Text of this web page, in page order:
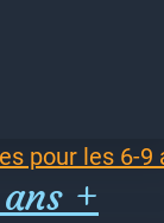
pour les 6-9
+